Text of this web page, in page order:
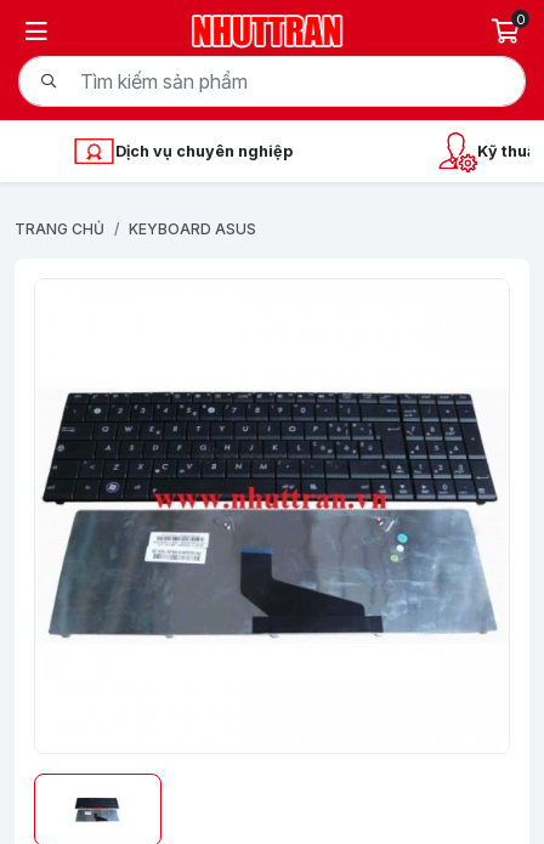
0
Dịch vụ chuyên nghiệp Kỹ
TRANG CHỦ KEYBOARD ASUS